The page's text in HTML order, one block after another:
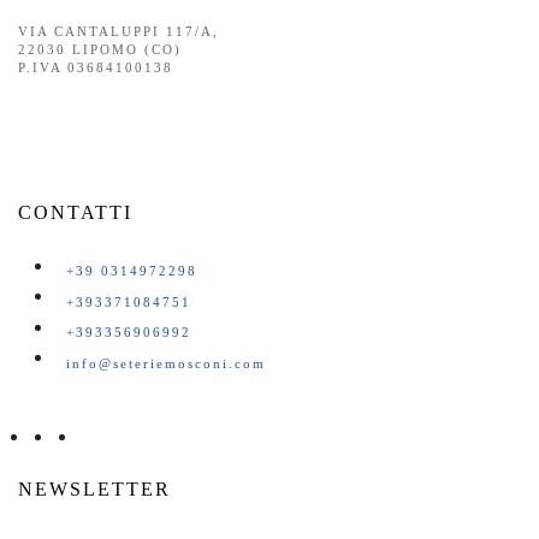
VIA CANTALUPPI 117/A,
22030 LIPOMO (CO)
P.IVA 03684100138
CONTATTI
+39 0314972298
+393371084751
+393356906992
info@seteriemosconi.com
NEWSLETTER